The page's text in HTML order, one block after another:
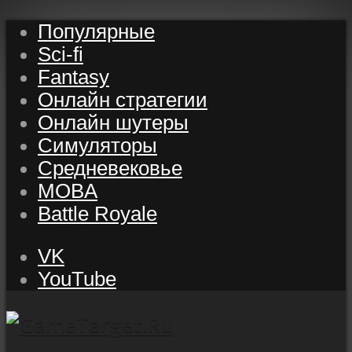
Популярные
Sci-fi
Fantasy
Онлайн стратегии
Онлайн шутеры
Симуляторы
Средневековье
MOBA
Battle Royale
VK
YouTube